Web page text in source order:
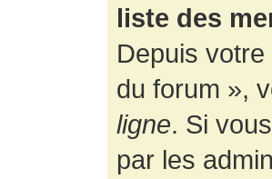
liste des
Depuis votre
du forum »,
ligne. Si
par les